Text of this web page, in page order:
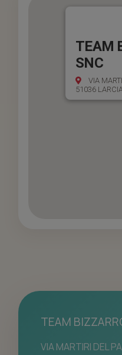
TEAM
SNC
VIA
51036
TEAM
VIA MARTIRI DEL